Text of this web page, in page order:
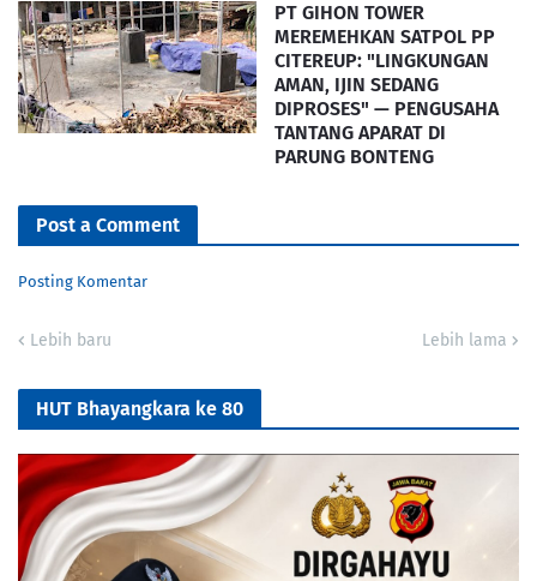
PT GIHON TOWER
MEREMEHKAN SATPOL PP
CITEREUP: "LINGKUNGAN
AMAN, IJIN SEDANG
DIPROSES" — PENGUSAHA
TANTANG APARAT DI
PARUNG BONTENG
Post a Comment
Posting Komentar
Lebih baru Lebih lama
HUT Bhayangkara ke 80